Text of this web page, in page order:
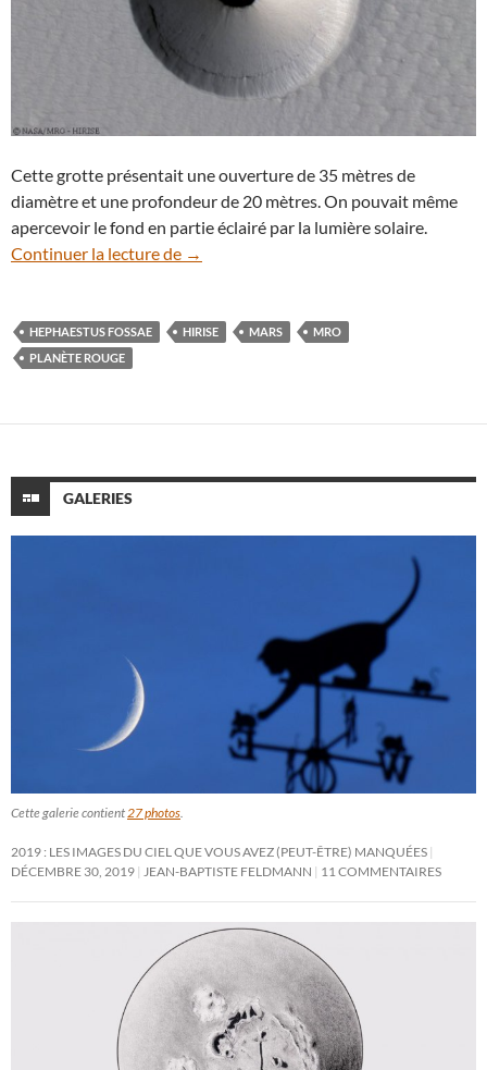
Cette grotte présentait une ouverture de 35 mètres de
diamètre et une profondeur de 20 mètres. On pouvait même
apercevoir le fond en partie éclairé par la lumière solaire.
Continuer la lecture de Une nouvelle grotte photographiée sur
→
HEPHAESTUS FOSSAE HIRISE MARS
MRO
PLANÈTE ROUGE
GALERIES
Cette galerie contient27 photos.
2019 : LES IMAGES DU CIEL QUE VOUS AVEZ (PEUT-ÊTRE) MANQUÉES
DÉCEMBRE 30, 2019 JEAN-BAPTISTE FELDMANN 11 COMMENTAIRES